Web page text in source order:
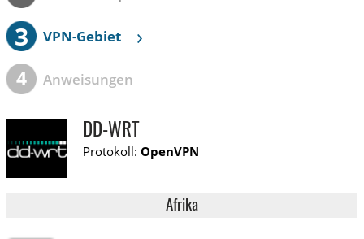
3 VPN-Gebiet ›
4 Anweisungen
DD-WRT
Protokoll:OpenVPN
Afrika